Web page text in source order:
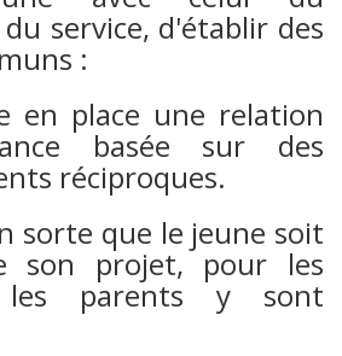
service, d'établir des
:
en place une relation
basée sur des
réciproques.
sorte que le jeune soit
son projet, pour les
les parents y sont